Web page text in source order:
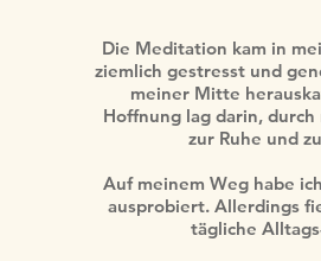
Die Meditation kam in
ziemlich gestresst und
meiner Mitte
Hoffnung lag darin,
zur Ruhe und
Auf meinem Weg habe
ausprobiert. Allerdings
tägliche